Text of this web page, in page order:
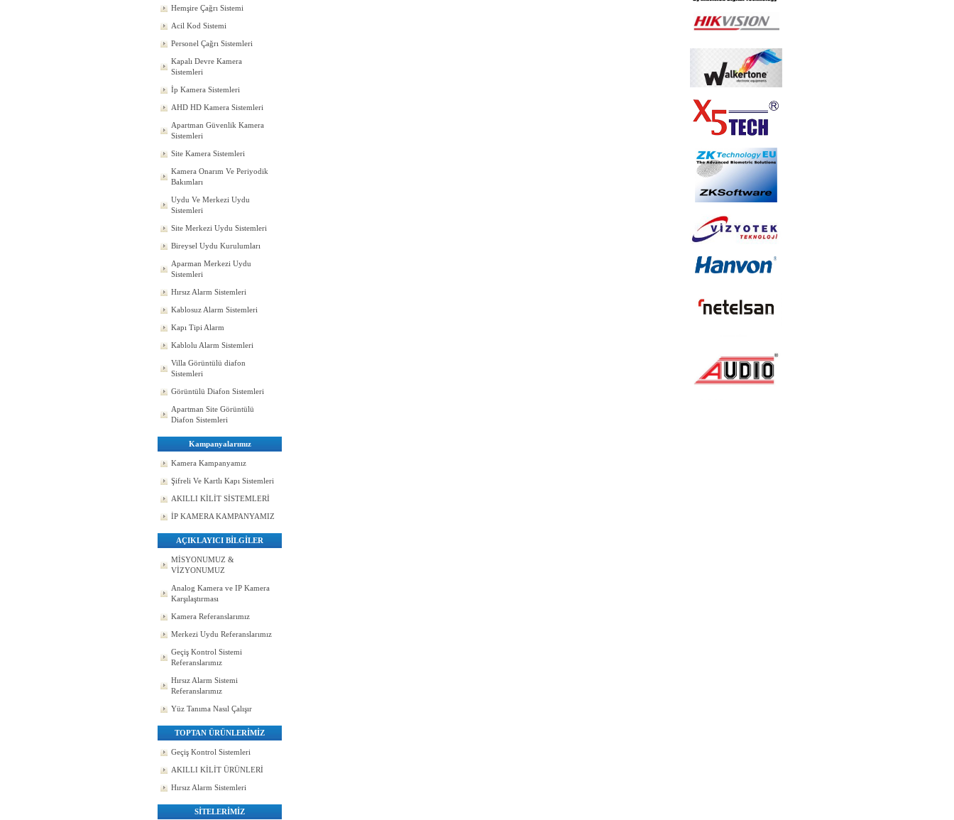
Hemşire Çağrı Sistemi
Acil Kod Sistemi
Personel Çağrı Sistemleri
Kapalı Devre Kamera
Sistemleri
İp Kamera Sistemleri
AHD HD Kamera Sistemleri
Apartman Güvenlik Kamera
Sistemleri
Site Kamera Sistemleri
Kamera Onarım Ve Periyodik
Bakımları
Uydu Ve Merkezi Uydu
Sistemleri
Site Merkezi Uydu Sistemleri
Bireysel Uydu Kurulumları
Aparman Merkezi Uydu
Sistemleri
Hırsız Alarm Sistemleri
Kablosuz Alarm Sistemleri
Kapı Tipi Alarm
Kablolu Alarm Sistemleri
Villa Görüntülü diafon
Sistemleri
Görüntülü Diafon Sistemleri
Apartman Site Görüntülü
Diafon Sistemleri
Kampanyalarımız
Kamera Kampanyamız
Şifreli Ve Kartlı Kapı Sistemleri
AKILLI KİLİT SİSTEMLERİ
İP KAMERA KAMPANYAMIZ
AÇIKLAYICI BİLGİLER
MİSYONUMUZ &
VİZYONUMUZ
Analog Kamera ve IP Kamera
Karşılaştırması
Kamera Referanslarımız
Merkezi Uydu Referanslarımız
Geçiş Kontrol Sistemi
Referanslarımız
Hırsız Alarm Sistemi
Referanslarımız
Yüz Tanıma Nasıl Çalışır
TOPTAN ÜRÜNLERİMİZ
Geçiş Kontrol Sistemleri
AKILLI KİLİT ÜRÜNLERİ
Hırsız Alarm Sistemleri
SİTELERİMİZ